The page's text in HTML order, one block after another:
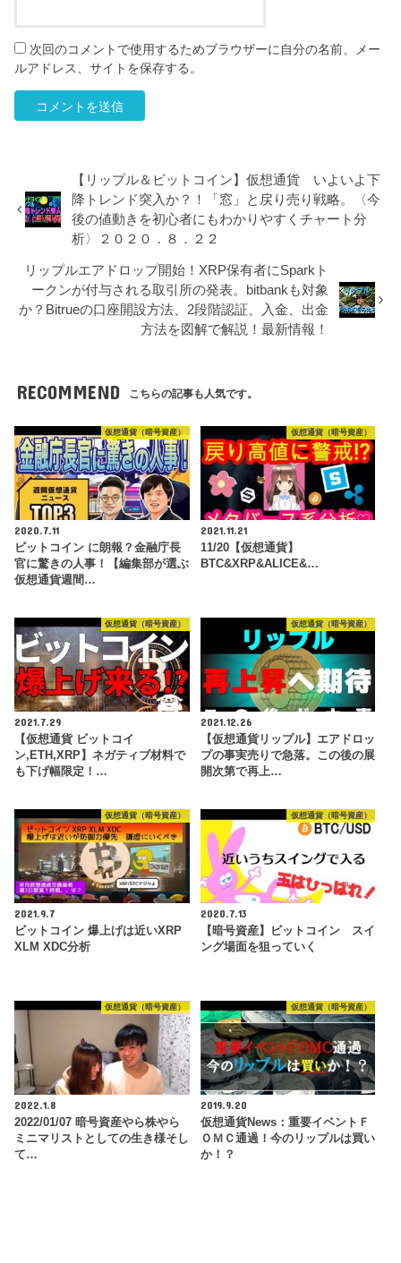
次回のコメントで使用するためブラウザーに自分の名前、メー
ルアドレス、サイトを保存する。
【リップル＆ビットコイン】仮想通貨 いよいよ下
降トレンド突入か？！「窓」と戻り売り戦略。〈今
後の値動きを初心者にもわかりやすくチャート分
析〉２０２０．８．２２
リップルエアドロップ開始！XRP保有者にSparkト
ークンが付与される取引所の発表。bitbankも対象
か？Bitrueの口座開設方法、2段階認証、入金、出金
方法を図解で解説！最新情報！
RECOMMEND こちらの記事も人気です。
仮想通貨（暗号資産）
2020.7.11
ビットコイン に朗報？金融庁長
官に驚きの人事！【編集部が選ぶ
仮想通貨週間…
仮想通貨（暗号資産）
2021.11.21
11/20【仮想通貨】
BTC&XRP&ALICE&…
仮想通貨（暗号資産）
2021.7.29
【仮想通貨 ビットコイ
ン,ETH,XRP】ネガティブ材料で
も下げ幅限定！…
仮想通貨（暗号資産）
2021.12.26
【仮想通貨リップル】エアドロッ
プの事実売りで急落。この後の展
開次第で再上…
仮想通貨（暗号資産）
2021.9.7
ビットコイン 爆上げは近いXRP
XLM XDC分析
仮想通貨（暗号資産）
2020.7.13
【暗号資産】ビットコイン スイ
ング場面を狙っていく
仮想通貨（暗号資産）
2022.1.8
2022/01/07 暗号資産やら株やら
ミニマリストとしての生き様そし
て…
仮想通貨（暗号資産）
2019.9.20
仮想通貨News：重要イベントＦ
ＯＭＣ通過！今のリップルは買い
か！？